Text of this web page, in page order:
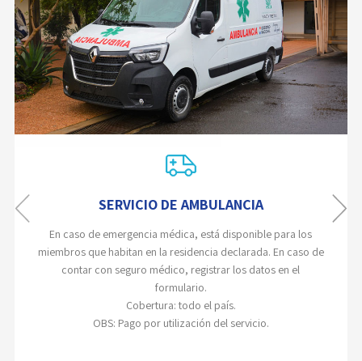
SERVICIO DE AMBULANCIA
En caso de emergencia médica, está disponible para los
miembros que habitan en la residencia declarada. En caso de
contar con seguro médico, registrar los datos en el
formulario.
Cobertura: todo el país.
OBS: Pago por utilización del servicio.